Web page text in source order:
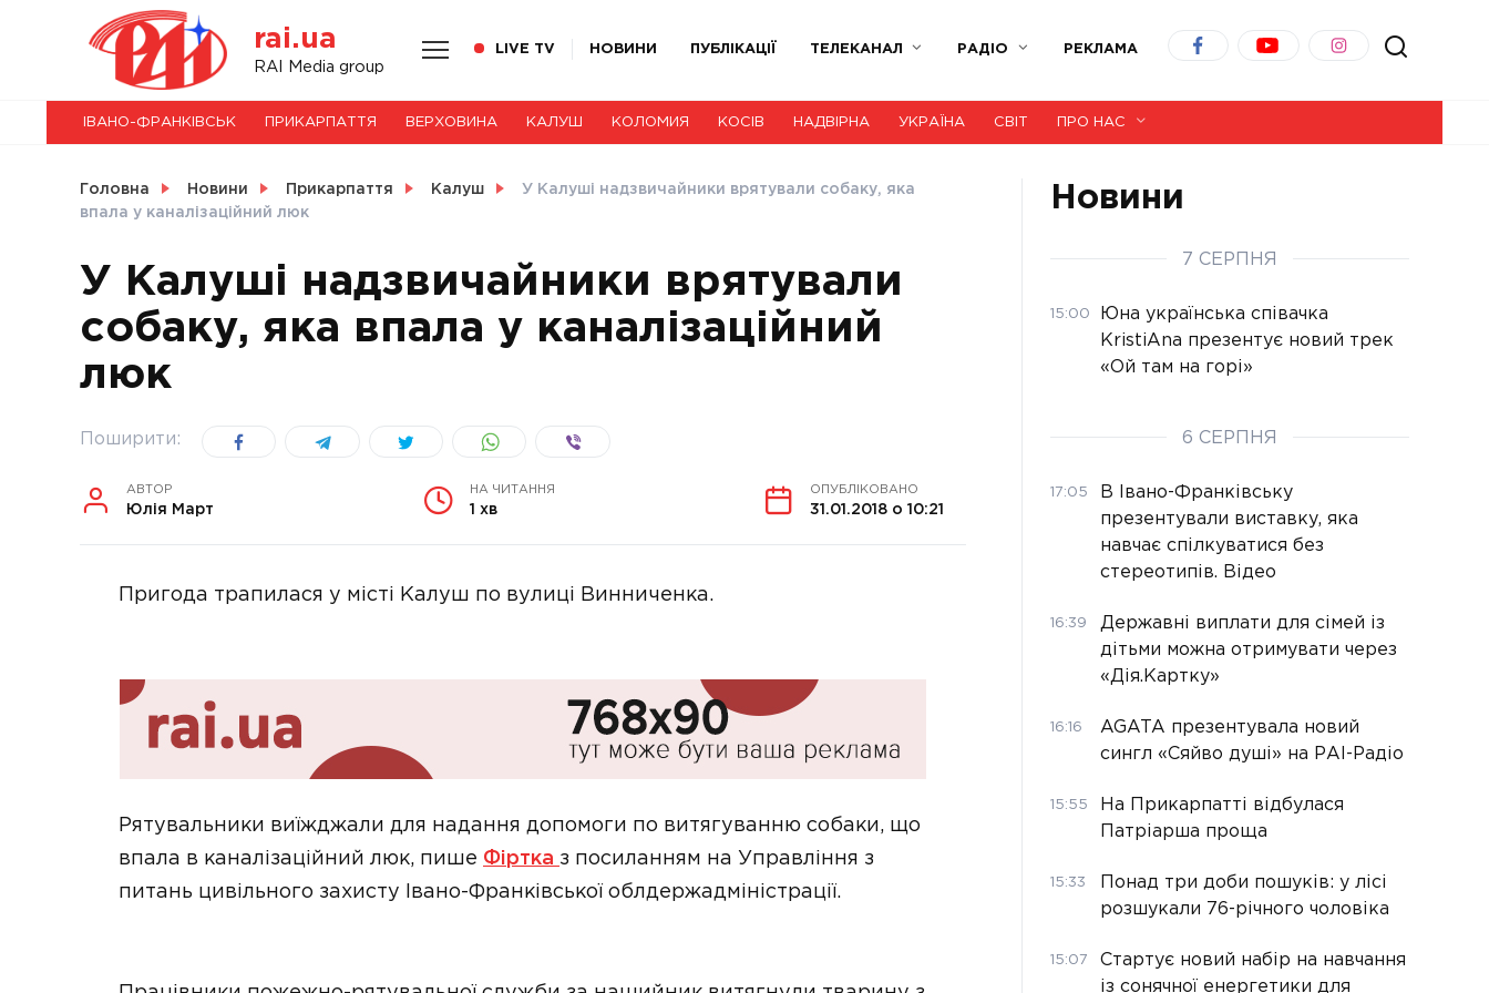
rai.ua
RAI Media group
LIVE TV НОВИНИ ПУБЛІКАЦІЇ ТЕЛЕКАНАЛ РАДІО РЕКЛАМА
НОВИНИ
СВІТ
УКРАЇНА
ІВАНО-ФРАНКІВСЬК ПРИКАРПАТТЯ ВЕРХОВИНА КАЛУШ КОЛОМИЯ КОСІВ НАДВІРНА УКРАЇНА СВІТ ПРО НАС
Головна Новини Прикарпаття Калуш
У Калуші надзвичайники врятували собаку, яка
впала у каналізаційний люк
У Калуші надзвичайники врятували
собаку, яка впала у каналізаційний
люк
Поширити:
АВТОР
Юлія Март
НА ЧИТАННЯ
1 хв
ОПУБЛІКОВАНО
31.01.2018 о 10:21
Пригода трапилася у місті Калуш по вулиці Винниченка.
Рятувальники виїжджали для надання допомоги по витягуванню собаки, що
впала в каналізаційний люк, пише Фіртка з посиланням на Управління з
питань цивільного захисту Івано-Франківської облдержадміністрації.
Новини
7 СЕРПНЯ
15:00
Юна українська співачка
KristiAna презентує новий трек
«Ой там на горі»
6 СЕРПНЯ
17:05
В Івано-Франківську
презентували виставку, яка
навчає спілкуватися без
стереотипів. Відео
16:39
Державні виплати для сімей із
дітьми можна отримувати через
«Дія.Картку»
16:16
AGATA презентувала новий
сингл «Сяйво душі» на РАІ-Радіо
15:55
На Прикарпатті відбулася
Патріарша проща
15:33
Понад три доби пошуків: у лісі
розшукали 76-річного чоловіка
15:07
Стартує новий набір на навчання
із сонячної енергетики для